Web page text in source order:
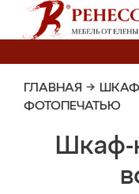
ГЛАВНАЯ →
ФОТОПЕЧАТЬЮ
Шкаф-